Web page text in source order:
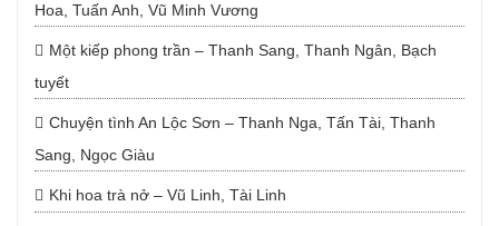
Hoa, Tuấn Anh, Vũ Minh Vương
Một kiếp phong trần – Thanh Sang, Thanh Ngân, Bạch
tuyết
Chuyện tình An Lộc Sơn – Thanh Nga, Tấn Tài, Thanh
Sang, Ngọc Giàu
Khi hoa trà nở – Vũ Linh, Tài Linh